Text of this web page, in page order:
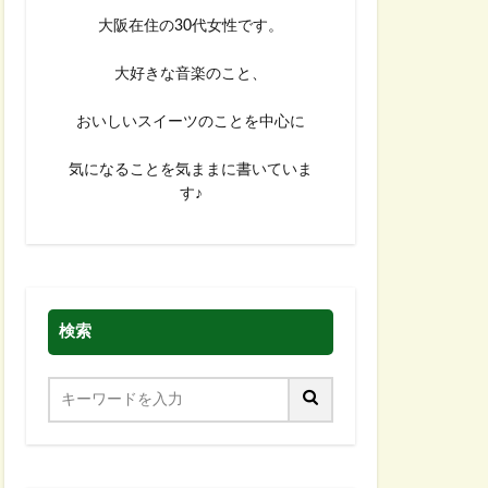
大阪在住の30代女性です。
大好きな音楽のこと、
おいしいスイーツのことを中心に
気になることを気ままに書いていま
す♪
検索